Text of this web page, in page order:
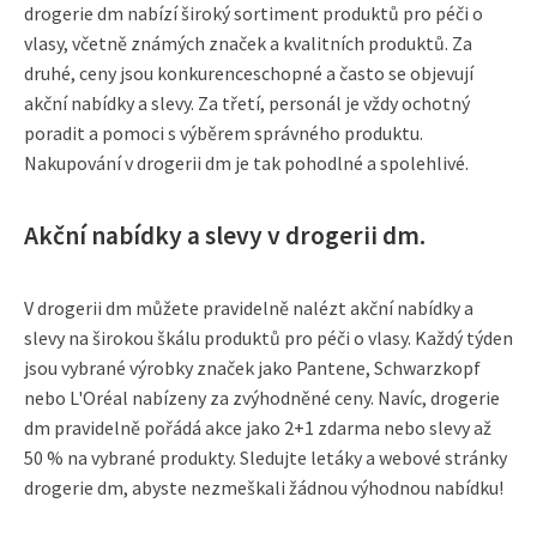
drogerie dm nabízí široký sortiment produktů pro péči o
vlasy, včetně známých značek a kvalitních produktů. Za
druhé, ceny jsou konkurenceschopné a často se objevují
akční nabídky a slevy. Za třetí, personál je vždy ochotný
poradit a pomoci s výběrem správného produktu.
Nakupování v drogerii dm je tak pohodlné a spolehlivé.
Akční nabídky a slevy v drogerii dm.
V drogerii dm můžete pravidelně nalézt akční nabídky a
slevy na širokou škálu produktů pro péči o vlasy. Každý týden
jsou vybrané výrobky značek jako Pantene, Schwarzkopf
nebo L'Oréal nabízeny za zvýhodněné ceny. Navíc, drogerie
dm pravidelně pořádá akce jako 2+1 zdarma nebo slevy až
50 % na vybrané produkty. Sledujte letáky a webové stránky
drogerie dm, abyste nezmeškali žádnou výhodnou nabídku!